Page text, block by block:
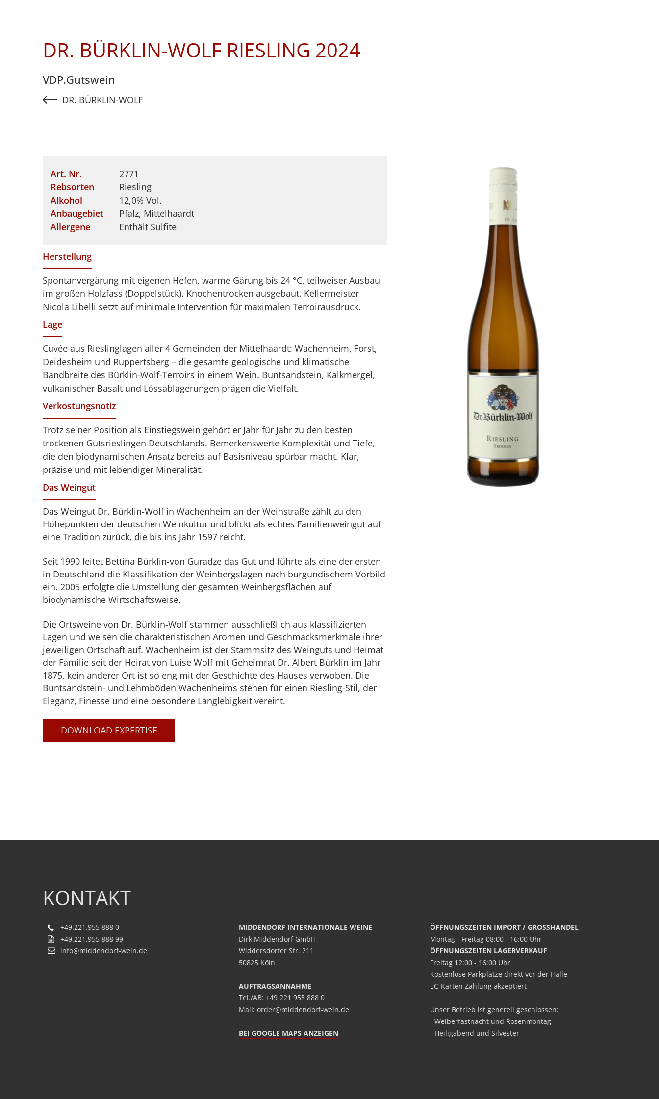
DR. BÜRKLIN-WOLF RIESLING 2024
VDP.Gutswein
DR. BÜRKLIN-WOLF
Art. Nr.
2771
Rebsorten
Riesling
Alkohol
12,0% Vol.
Anbaugebiet
Pfalz, Mittelhaardt
Allergene
Enthält Sulfite
Herstellung
Spontanvergärung mit eigenen Hefen, warme Gärung bis 24 °C, teilweiser Ausbau
im großen Holzfass (Doppelstück). Knochentrocken ausgebaut. Kellermeister
Nicola Libelli setzt auf minimale Intervention für maximalen Terroirausdruck.
Lage
Cuvée aus Rieslinglagen aller 4 Gemeinden der Mittelhaardt: Wachenheim, Forst,
Deidesheim und Ruppertsberg – die gesamte geologische und klimatische
Bandbreite des Bürklin-Wolf-Terroirs in einem Wein. Buntsandstein, Kalkmergel,
vulkanischer Basalt und Lössablagerungen prägen die Vielfalt.
Verkostungsnotiz
Trotz seiner Position als Einstiegswein gehört er Jahr für Jahr zu den besten
trockenen Gutsrieslingen Deutschlands. Bemerkenswerte Komplexität und Tiefe,
die den biodynamischen Ansatz bereits auf Basisniveau spürbar macht. Klar,
präzise und mit lebendiger Mineralität.
Das Weingut
Das Weingut Dr. Bürklin-Wolf in Wachenheim an der Weinstraße zählt zu den
Höhepunkten der deutschen Weinkultur und blickt als echtes Familienweingut auf
eine Tradition zurück, die bis ins Jahr 1597 reicht.
Seit 1990 leitet Bettina Bürklin-von Guradze das Gut und führte als eine der ersten
in Deutschland die Klassifikation der Weinbergslagen nach burgundischem Vorbild
ein. 2005 erfolgte die Umstellung der gesamten Weinbergsflächen auf
biodynamische Wirtschaftsweise.
Die Ortsweine von Dr. Bürklin-Wolf stammen ausschließlich aus klassifizierten
Lagen und weisen die charakteristischen Aromen und Geschmacksmerkmale ihrer
jeweiligen Ortschaft auf. Wachenheim ist der Stammsitz des Weinguts und Heimat
der Familie seit der Heirat von Luise Wolf mit Geheimrat Dr. Albert Bürklin im Jahr
1875, kein anderer Ort ist so eng mit der Geschichte des Hauses verwoben. Die
Buntsandstein- und Lehmböden Wachenheims stehen für einen Riesling-Stil, der
Eleganz, Finesse und eine besondere Langlebigkeit vereint.
DOWNLOAD EXPERTISE
KONTAKT
+49.221.955 888 0
+49.221.955 888 99
info@middendorf-wein.de
MIDDENDORF INTERNATIONALE WEINE
Dirk Middendorf GmbH
Widdersdorfer Str. 211
50825 Köln
AUFTRAGSANNAHME
Tel./AB: +49 221 955 888 0
Mail: order@middendorf-wein.de
BEI GOOGLE MAPS ANZEIGEN
ÖFFNUNGSZEITEN IMPORT / GROSSHANDEL
Montag - Freitag 08:00 - 16:00 Uhr
ÖFFNUNGSZEITEN LAGERVERKAUF
Freitag 12:00 - 16:00 Uhr
Kostenlose Parkplätze direkt vor der Halle
EC-Karten Zahlung akzeptiert
Unser Betrieb ist generell geschlossen:
- Weiberfastnacht und Rosenmontag
- Heiligabend und Silvester